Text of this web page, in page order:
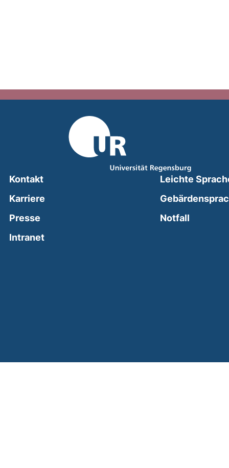
Kontakt
Karriere
Presse
Intranet(external link, opens in a new window)
Leichte
Notfall